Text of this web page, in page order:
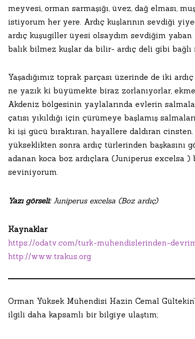
meyvesi, orman sarmaşığı, üvez, dağ elması,
istiyorum her yere. Ardıç kuşlarının sevdiği
ardıç kuşugiller üyesi olsaydım sevdiğim
balık bilmez kuşlar da bilir- ardıç deli gibi bağlı
Yaşadığımız toprak parçası üzerinde de iki
ne yazık ki büyümekte biraz zorlanıyorlar,
Akdeniz bölgesinin yaylalarında evlerin
çatısı yıkıldığı için çürümeye başlamış
ki işi gücü bıraktıran, hayallere daldıran
yükseklikten sonra ardıç türlerinden başkasını
adanan koca boz ardıçlara (Juniperus excelsa )
seviniyorum.
Yazı görseli:Juniperus excelsa (Boz ardıç)
Kaynaklar
https://odatv.com/turk-muhendislerinden-
http://www.trakus.org
Orman Yüksek Mühendisi Hazin Cemal
ilgili daha kapsamlı bir bilgiye ulaştım;